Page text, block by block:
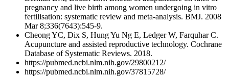
pregnancy and live birth among women undergoing in vitro
fertilisation: systematic review and meta-analysis. BMJ. 2008
Mar 8;336(7643):545-9.
Cheong YC, Dix S, Hung Yu Ng E, Ledger W, Farquhar C.
Acupuncture and assisted reproductive technology. Cochrane
Database of Systematic Reviews. 2018.
https://pubmed.ncbi.nlm.nih.gov/29800212/
https://pubmed.ncbi.nlm.nih.gov/37815728/